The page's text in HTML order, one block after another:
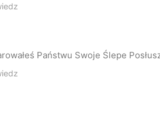
Państwu Swoje Ślepe